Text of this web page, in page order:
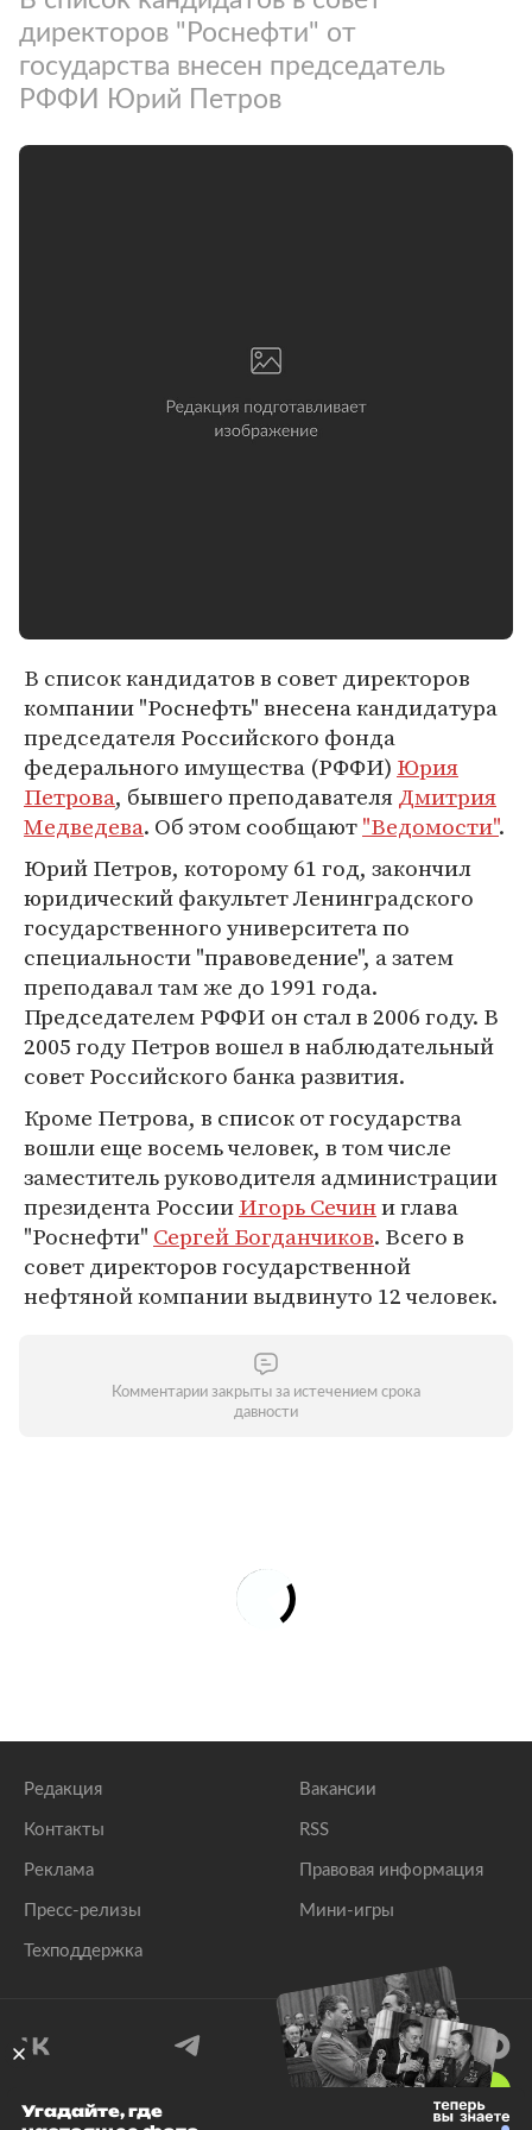
директоров "Роснефти" от
государства внесен председатель
РФФИ Юрий Петров
В список кандидатов в совет директоров
компании "Роснефть" внесена кандидатура
председателя Российского фонда
федерального имущества (РФФИ) Юрия
Петрова, бывшего преподавателяДмитрия
Медведева. Об этом сообщают"Ведомости".
Юрий Петров, которому 61 год, закончил
юридический факультет Ленинградского
государственного университета по
специальности "правоведение", а затем
преподавал там же до 1991 года.
Председателем РФФИ он стал в 2006 году. В
2005 году Петров вошел в наблюдательный
совет Российского банка развития.
Кроме Петрова, в список от государства
вошли еще восемь человек, в том числе
заместитель руководителя администрации
президента РоссииИгорь Сечини глава
"Роснефти" Сергей Богданчиков. Всего в
совет директоров государственной
нефтяной компании выдвинуто 12 человек.
Комментарии закрыты за истечением срока
давности
Редакция
Контакты
Реклама
Пресс-релизы
Техподдержка
Вакансии
RSS
Правовая информация
Мини-игры
© 1999–2026 Все права защищены.
Угадайте, где